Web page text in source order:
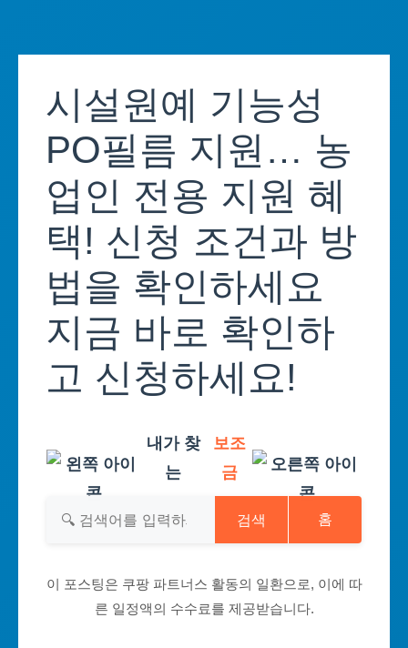
content시설원예 기능성
PO필름 지원… 농
업인 전용 지원 혜
택! 신청 조건과 방
법을 확인하세요
지금 바로 확인하
고 신청하세요!
내가 찾
는
보조
금
검색 홈
이 포스팅은 쿠팡 파트너스 활동의 일환으로, 이에 따
른 일정액의 수수료를 제공받습니다.